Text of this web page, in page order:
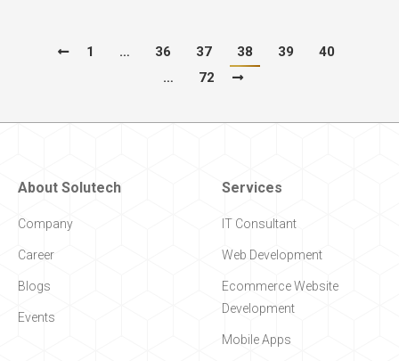
1 … 36 37 38 39
40
…
72
About Solutech
Company
Career
Blogs
Events
Services
IT Consultant
Web Development
Ecommerce Website
Development
Mobile Apps